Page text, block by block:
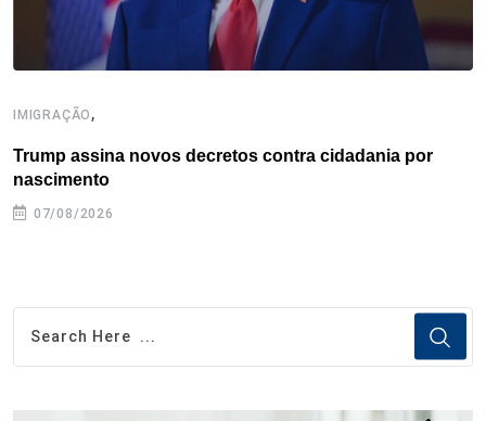
IMIGRAÇÃO ,
Trump assina novos decretos contra cidadania por
nascimento
07/08/2026